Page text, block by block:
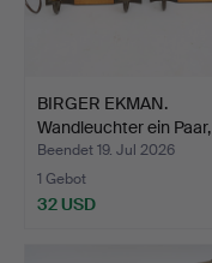
BIRGER EKMAN.
Wandleuchter ein Paar,
Mjölb…
Beendet 19. Jul 2026
1 Gebot
32 USD